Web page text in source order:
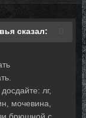
сказал:
лг,
мочевина,